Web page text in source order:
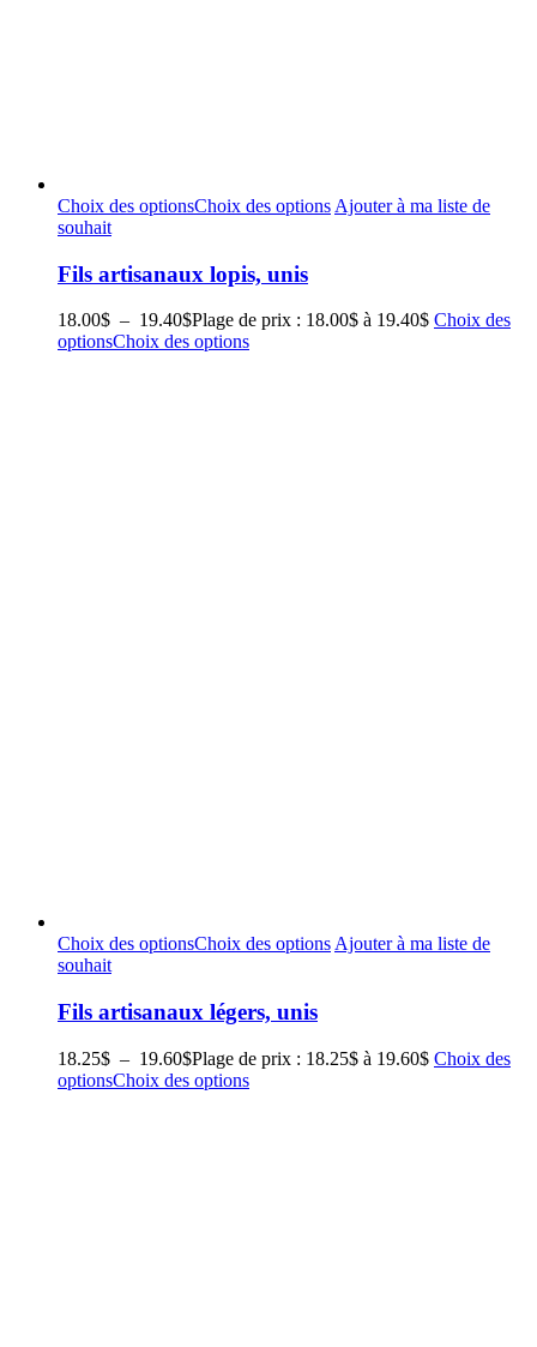
Choix des optionsChoix des options Ajouter à ma liste de
souhait
Fils artisanaux lopis, unis
18.00$ – 19.40$Plage de prix : 18.00$ à 19.40$ Choix des
optionsChoix des options
Choix des optionsChoix des options Ajouter à ma liste de
souhait
Fils artisanaux légers, unis
18.25$ – 19.60$Plage de prix : 18.25$ à 19.60$ Choix des
optionsChoix des options